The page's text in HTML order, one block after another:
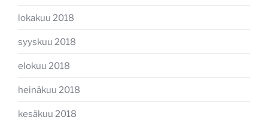
lokakuu 2018
syyskuu 2018
elokuu 2018
heinäkuu 2018
kesäkuu 2018